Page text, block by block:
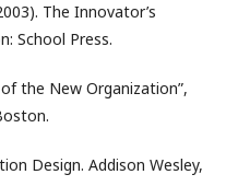
The Innovator’s
School Press.
of the New Organization”,
Design. Addison Wesley,